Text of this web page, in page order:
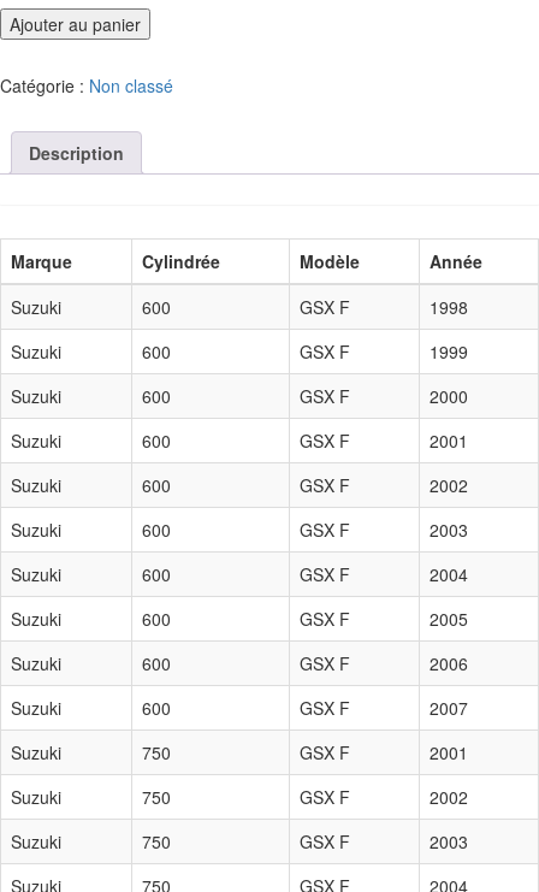
était :
66,50 €.
est :
20,00 €.
Ajouter au panier
Catégorie : Non classé
Description
Marque Cylindrée Modèle
Année
Suzuki
600 GSX F
1998
Suzuki
600 GSX F
1999
Suzuki
600 GSX F
2000
Suzuki
600 GSX F
2001
Suzuki
600 GSX F
2002
Suzuki
600 GSX F
2003
Suzuki
600 GSX F
2004
Suzuki
600 GSX F
2005
Suzuki
600 GSX F
2006
Suzuki
600 GSX F
2007
Suzuki
750 GSX F
2001
Suzuki
750 GSX F
2002
Suzuki
750 GSX F
2003
Suzuki
750 GSX F 2004